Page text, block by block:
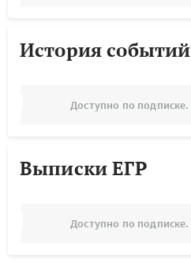
История событий
Доступно по подписке.
Выписки ЕГР
Доступно по подписке.